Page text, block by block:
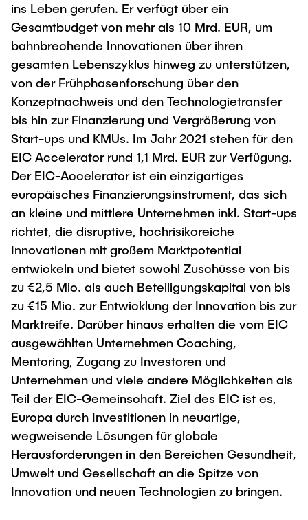
ins Leben gerufen. Er verfügt über ein
Gesamtbudget von mehr als 10 Mrd. EUR, um
bahnbrechende Innovationen über ihren
gesamten Lebenszyklus hinweg zu unterstützen,
von der Frühphasenforschung über den
Konzeptnachweis und den Technologietransfer
bis hin zur Finanzierung und Vergrößerung von
Start-ups und KMUs. Im Jahr 2021 stehen für den
EIC Accelerator rund 1,1 Mrd. EUR zur Verfügung.
Der EIC-Accelerator ist ein einzigartiges
europäisches Finanzierungsinstrument, das sich
an kleine und mittlere Unternehmen inkl. Start-ups
richtet, die disruptive, hochrisikoreiche
Innovationen mit großem Marktpotential
entwickeln und bietet sowohl Zuschüsse von bis
zu €2,5 Mio. als auch Beteiligungskapital von bis
zu €15 Mio. zur Entwicklung der Innovation bis zur
Marktreife. Darüber hinaus erhalten die vom EIC
ausgewählten Unternehmen Coaching,
Mentoring, Zugang zu Investoren und
Unternehmen und viele andere Möglichkeiten als
Teil der EIC-Gemeinschaft. Ziel des EIC ist es,
Europa durch Investitionen in neuartige,
wegweisende Lösungen für globale
Herausforderungen in den Bereichen Gesundheit,
Umwelt und Gesellschaft an die Spitze von
Innovation und neuen Technologien zu bringen.